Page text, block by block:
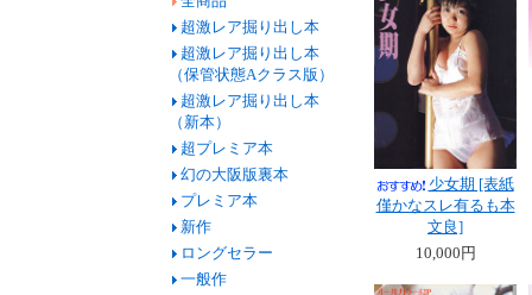
超激レア掘り出し本
超激レア掘り出し本
（保管状態Aクラス版）
超激レア掘り出し本
（新本）
超プレミア本
幻の大阪版裏本
プレミア本
新作
ロングセラー
一般作
少女期 [表紙
僅かなスレ有るも本
文良]
10,000円